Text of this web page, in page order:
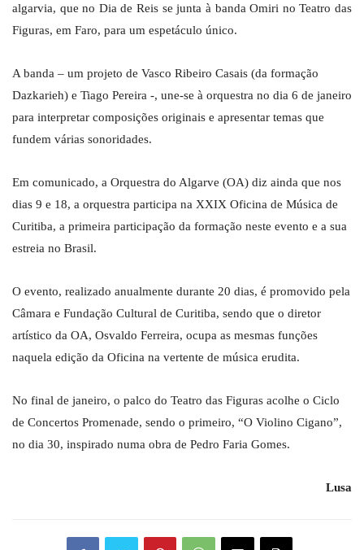
algarvia, que no Dia de Reis se junta à banda Omiri no Teatro das
Figuras, em Faro, para um espetáculo único.
A banda – um projeto de Vasco Ribeiro Casais (da formação
Dazkarieh) e Tiago Pereira -, une-se à orquestra no dia 6 de janeiro
para interpretar composições originais e apresentar temas que
fundem várias sonoridades.
Em comunicado, a Orquestra do Algarve (OA) diz ainda que nos
dias 9 e 18, a orquestra participa na XXIX Oficina de Música de
Curitiba, a primeira participação da formação neste evento e a sua
estreia no Brasil.
O evento, realizado anualmente durante 20 dias, é promovido pela
Câmara e Fundação Cultural de Curitiba, sendo que o diretor
artístico da OA, Osvaldo Ferreira, ocupa as mesmas funções
naquela edição da Oficina na vertente de música erudita.
No final de janeiro, o palco do Teatro das Figuras acolhe o Ciclo
de Concertos Promenade, sendo o primeiro, “O Violino Cigano”,
no dia 30, inspirado numa obra de Pedro Faria Gomes.
Lusa